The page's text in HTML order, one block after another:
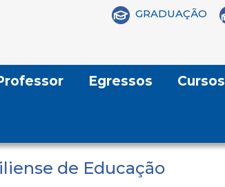
GRADUAÇÃO
Egressos Cursos
de Educação